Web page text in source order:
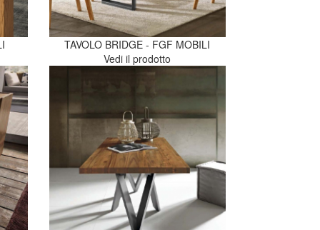
TAVOLO BRIDGE - FGF MOBILI
Vedi il prodotto